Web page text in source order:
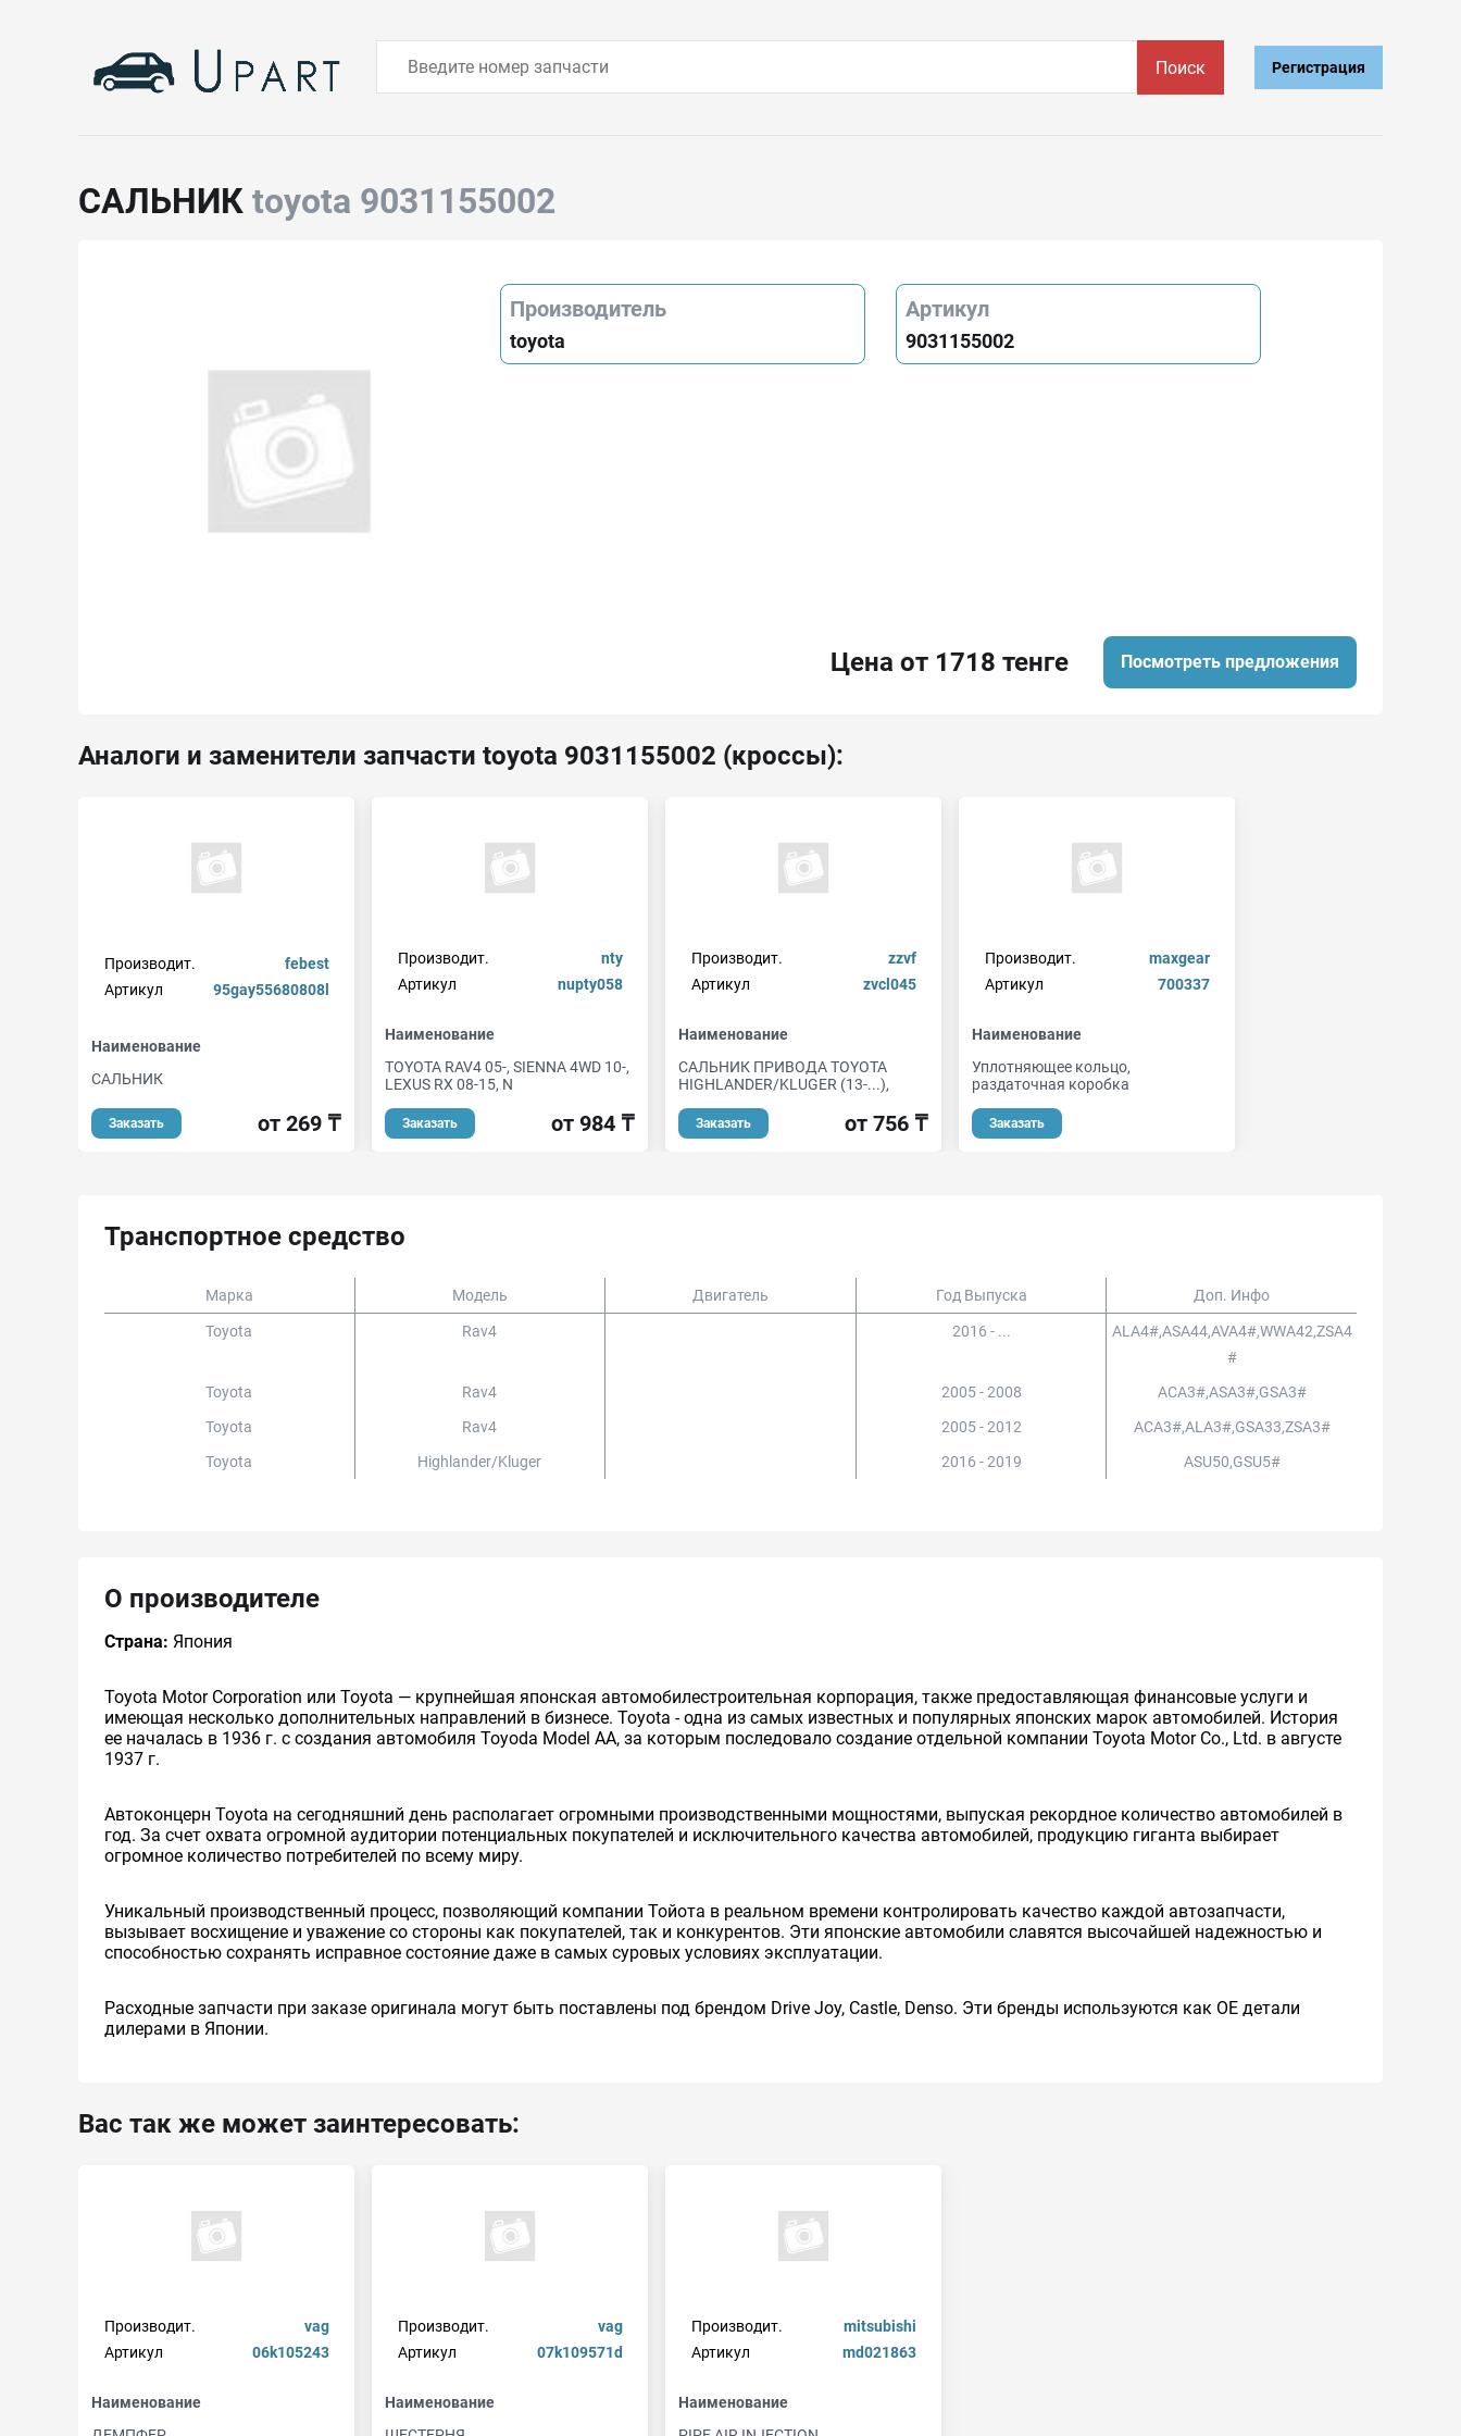
Поиск Регистрация
САЛЬНИК toyota 9031155002
Производитель
toyota
Артикул
9031155002
Цена от 1718 тенге Посмотреть предложения
Аналоги и заменители запчасти toyota 9031155002 (кроссы):
Производит.
febest
Артикул
95gay55680808l
Наименование
САЛЬНИК
Заказать от 269 ₸
Производит.
nty
Артикул
nupty058
Наименование
TOYOTA RAV4 05-, SIENNA 4WD 10-,
LEXUS RX 08-15, N
Заказать от 984 ₸
Производит.
zzvf
Артикул
zvcl045
Наименование
САЛЬНИК ПРИВОДА TOYOTA
HIGHLANDER/KLUGER (13-...),
Заказать от 756 ₸
Производит.
maxgear
Артикул
700337
Наименование
Уплотняющее кольцо,
раздаточная коробка
Заказать
Транспортное средство
Марка Модель Двигатель Год Выпуска Доп. Инфо
Toyota Rav4 2016 - ...
ALA4#,ASA44,AVA4#,WWA42,ZSA4
#
Toyota
Rav4 2005 - 2008
ACA3#,ASA3#,GSA3#
Toyota
Rav4 2005 - 2012
ACA3#,ALA3#,GSA33,ZSA3#
Toyota
Highlander/kluger 2016 - 2019 ASU50,GSU5#
О производителе
Страна: Япония
Toyota Motor Corporation или Toyota — крупнейшая японская автомобилестроительная корпорация, также предоставляющая финансовые услуги и
имеющая несколько дополнительных направлений в бизнесе. Toyota - одна из самых известных и популярных японских марок автомобилей. История
ее началась в 1936 г. с создания автомобиля Toyoda Model AA, за которым последовало создание отдельной компании Toyota Motor Co., Ltd. в августе
1937 г.
Автоконцерн Toyota на сегодняшний день располагает огромными производственными мощностями, выпуская рекордное количество автомобилей в
год. За счет охвата огромной аудитории потенциальных покупателей и исключительного качества автомобилей, продукцию гиганта выбирает
огромное количество потребителей по всему миру.
Уникальный производственный процесс, позволяющий компании Тойота в реальном времени контролировать качество каждой автозапчасти,
вызывает восхищение и уважение со стороны как покупателей, так и конкурентов. Эти японские автомобили славятся высочайшей надежностью и
способностью сохранять исправное состояние даже в самых суровых условиях эксплуатации.
Расходные запчасти при заказе оригинала могут быть поставлены под брендом Drive Joy, Castle, Denso. Эти бренды используются как ОЕ детали
дилерами в Японии.
Вас так же может заинтересовать:
Производит.
vag
Артикул
06k105243
Наименование
Производит.
vag
Артикул
07k109571d
Наименование
Производит.
mitsubishi
Артикул
md021863
Наименование